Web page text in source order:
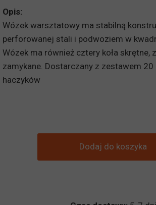
Opis:
Wózek warsztatowy ma stabilną
perforowanej stali i podwoziem w
Wózek ma również cztery koła skrętne,
zamykane. Dostarczany z zestawem 20
haczyków
Dodaj do koszyka